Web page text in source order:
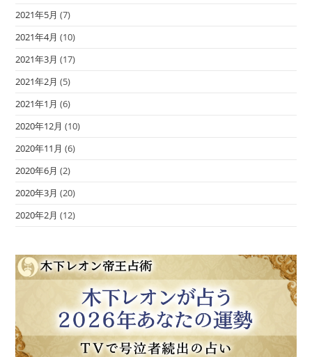
2021年5月 (7)
2021年4月 (10)
2021年3月 (17)
2021年2月 (5)
2021年1月 (6)
2020年12月 (10)
2020年11月 (6)
2020年6月 (2)
2020年3月 (20)
2020年2月 (12)